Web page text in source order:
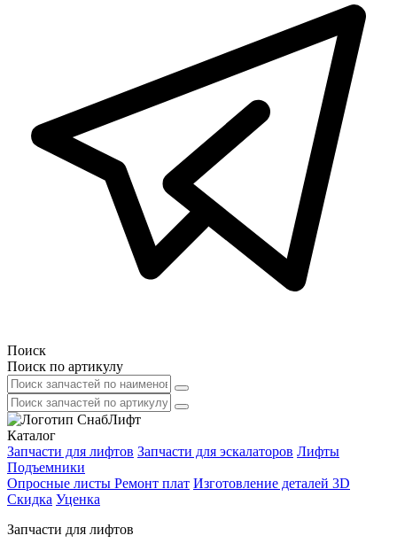
Поиск
Поиск по артикулу
Каталог
Запчасти для лифтов Запчасти для эскалаторов Лифты
Подъемники
Опросные листы Ремонт плат Изготовление деталей 3D
Скидка Уценка
Запчасти для лифтов